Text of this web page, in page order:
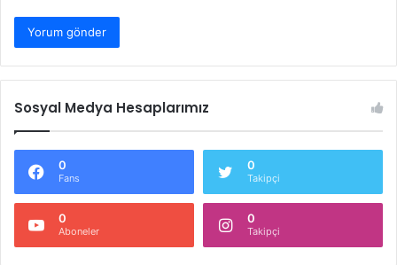
Sosyal Medya Hesaplarımız
0
Fans
0
Takipçi
0
Aboneler
0
Takipçi